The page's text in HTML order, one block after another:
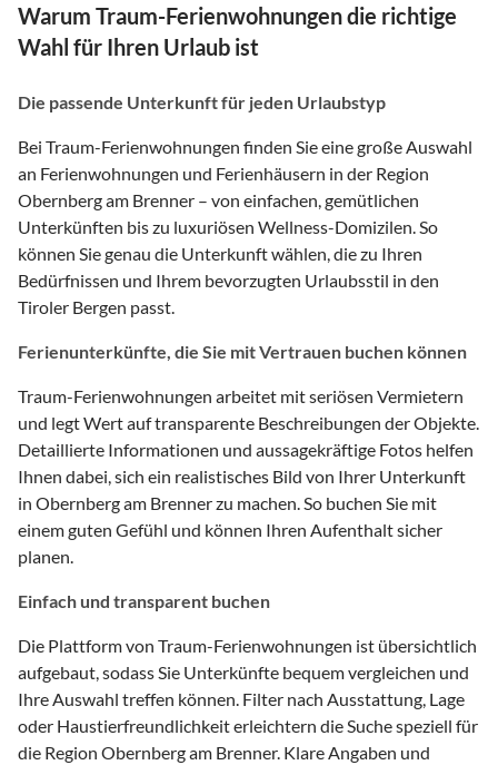
Warum Traum-Ferienwohnungen die richtige
Wahl für Ihren Urlaub ist
Die passende Unterkunft für jeden Urlaubstyp
Bei Traum-Ferienwohnungen finden Sie eine große Auswahl
an Ferienwohnungen und Ferienhäusern in der Region
Obernberg am Brenner – von einfachen, gemütlichen
Unterkünften bis zu luxuriösen Wellness-Domizilen. So
können Sie genau die Unterkunft wählen, die zu Ihren
Bedürfnissen und Ihrem bevorzugten Urlaubsstil in den
Tiroler Bergen passt.
Ferienunterkünfte, die Sie mit Vertrauen buchen können
Traum-Ferienwohnungen arbeitet mit seriösen Vermietern
und legt Wert auf transparente Beschreibungen der Objekte.
Detaillierte Informationen und aussagekräftige Fotos helfen
Ihnen dabei, sich ein realistisches Bild von Ihrer Unterkunft
in Obernberg am Brenner zu machen. So buchen Sie mit
einem guten Gefühl und können Ihren Aufenthalt sicher
planen.
Einfach und transparent buchen
Die Plattform von Traum-Ferienwohnungen ist übersichtlich
aufgebaut, sodass Sie Unterkünfte bequem vergleichen und
Ihre Auswahl treffen können. Filter nach Ausstattung, Lage
oder Haustierfreundlichkeit erleichtern die Suche speziell für
die Region Obernberg am Brenner. Klare Angaben und